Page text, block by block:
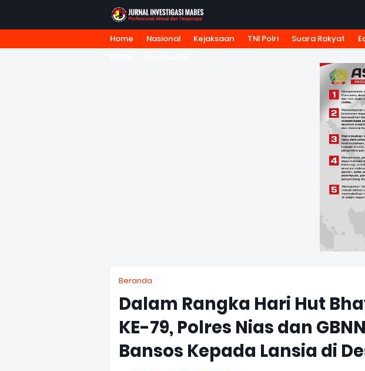
HOME TENTANG KAMI REDAKSI TARIF IKLAN
Home Nasional Kejaksaan TNI Polri Suara Rakyat
Beranda
Dalam Rangka Hari Hut
KE-79, Polres Nias dan
Bansos Kepada Lansia di